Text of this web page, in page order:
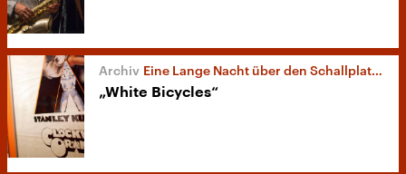
Eine Lange Nacht über den Schallplattenproduzenten Joe Boyd
„White Bicycles“